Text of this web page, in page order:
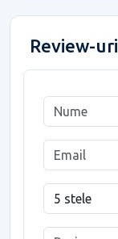
Review-uri